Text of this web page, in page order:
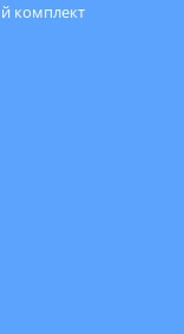
комплект